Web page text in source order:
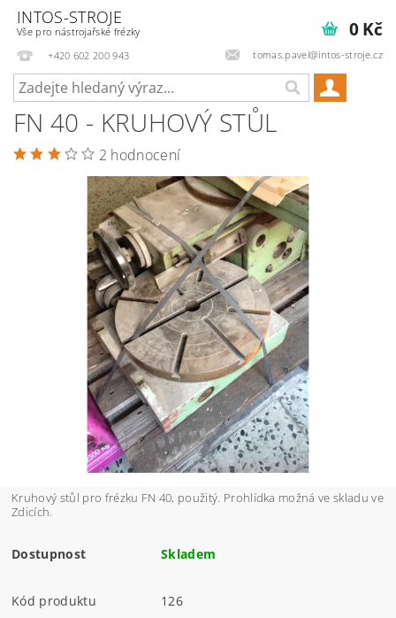
INTOS-STROJE
Vše pro nástrojařské frézky
+420 602 200 943
tomas.pavel@intos-stroje.cz
0 Kč
FN 40 - KRUHOVÝ STŮL
2 hodnocení
Kruhový stůl pro frézku FN 40, použitý. Prohlídka možná ve skladu ve
Zdicích.
Dostupnost Skladem
Kód produktu
126